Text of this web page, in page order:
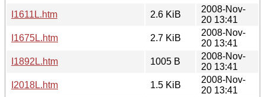
I1611L.htm
2.6 KiB
2008-Nov-
20 13:41
I1675L.htm
2.7 KiB
2008-Nov-
20 13:41
I1892L.htm
1005 B
2008-Nov-
20 13:41
I2018L.htm
1.5 KiB
2008-Nov-
20 13:41